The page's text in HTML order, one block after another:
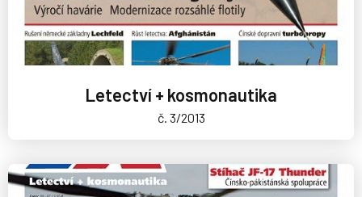
Letectví + kosmonautika
č. 3/2013